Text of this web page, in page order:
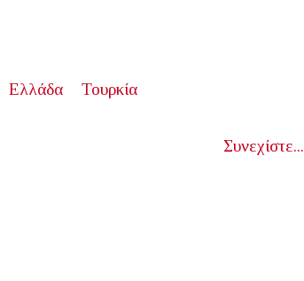
Ελλάδα
Τουρκία
Συνεχίστε...